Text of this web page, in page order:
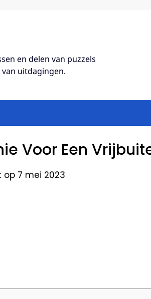
en delen van puzzels
uitdagingen.
Voor Een
7 mei 2023